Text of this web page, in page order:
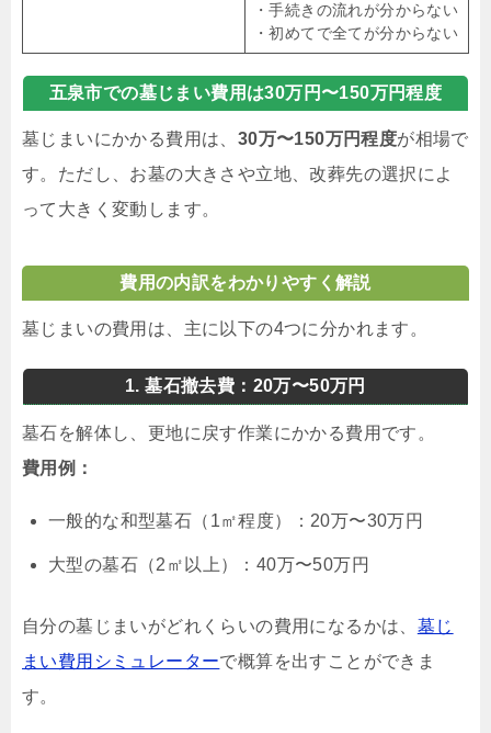
・手続きの流れが分からない
・初めてで全てが分からない
五泉市での墓じまい費用は30万円〜150万円程度
墓じまいにかかる費用は、 30万〜150万円程度が相場で
す。ただし、お墓の大きさや立地、改葬先の選択によ
って大きく変動します。
費用の内訳をわかりやすく解説
墓じまいの費用は、主に以下の4つに分かれます。
1. 墓石撤去費：20万〜50万円
墓石を解体し、更地に戻す作業にかかる費用です。
費用例：
一般的な和型墓石（1㎡程度）：20万〜30万円
大型の墓石（2㎡以上）：40万〜50万円
自分の墓じまいがどれくらいの費用になるかは、 墓じ
まい費用シミュレーターで概算を出すことができま
す。